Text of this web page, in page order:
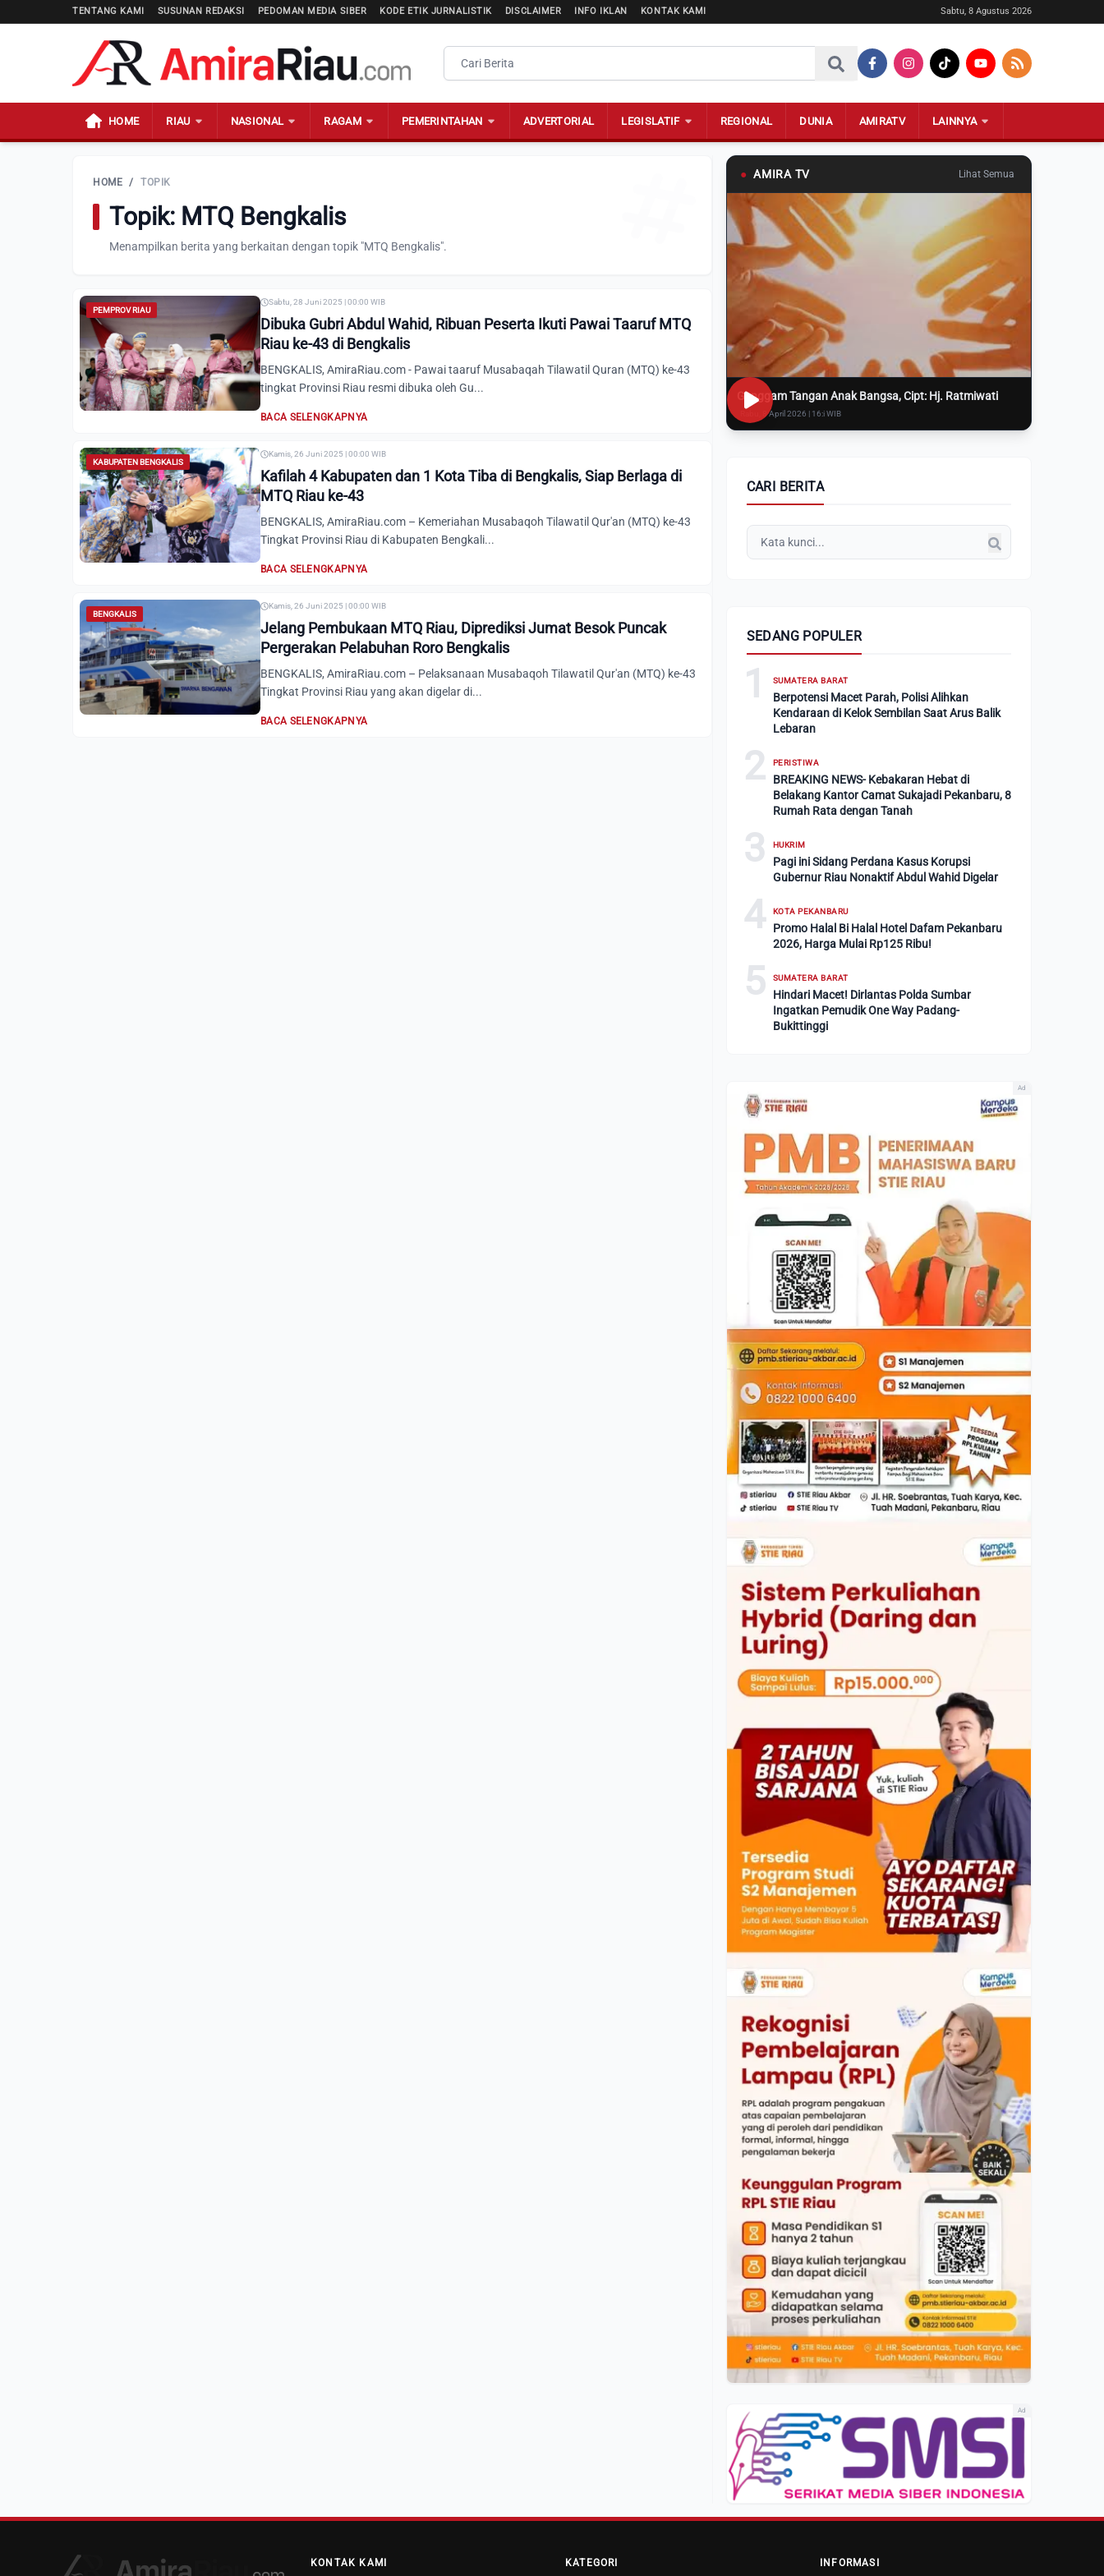
TENTANG KAMI SUSUNAN REDAKSI PEDOMAN MEDIA SIBER KODE ETIK JURNALISTIK DISCLAIMER INFO IKLAN KONTAK KAMI Sabtu, 8 Agustus 2026
HOME RIAU NASIONAL RAGAM PEMERINTAHAN ADVERTORIAL LEGISLATIF REGIONAL DUNIA AMIRATV LAINNYA
HOME / TOPIK
Topik: MTQ Bengkalis
Menampilkan berita yang berkaitan dengan topik "MTQ Bengkalis".
PEMPROV RIAU
Sabtu, 28 Juni 2025 | 00:00 WIB
Dibuka Gubri Abdul Wahid, Ribuan Peserta Ikuti Pawai Taaruf MTQ
Riau ke-43 di Bengkalis
BENGKALIS, AmiraRiau.com - Pawai taaruf Musabaqah Tilawatil Quran (MTQ) ke-43
tingkat Provinsi Riau resmi dibuka oleh Gu...
BACA SELENGKAPNYA
KABUPATEN BENGKALIS
Kamis, 26 Juni 2025 | 00:00 WIB
Kafilah 4 Kabupaten dan 1 Kota Tiba di Bengkalis, Siap Berlaga di
MTQ Riau ke-43
BENGKALIS, AmiraRiau.com – Kemeriahan Musabaqoh Tilawatil Qur'an (MTQ) ke-43
Tingkat Provinsi Riau di Kabupaten Bengkali...
BACA SELENGKAPNYA
BENGKALIS
Kamis, 26 Juni 2025 | 00:00 WIB
Jelang Pembukaan MTQ Riau, Diprediksi Jumat Besok Puncak
Pergerakan Pelabuhan Roro Bengkalis
BENGKALIS, AmiraRiau.com – Pelaksanaan Musabaqoh Tilawatil Qur'an (MTQ) ke-43
Tingkat Provinsi Riau yang akan digelar di...
BACA SELENGKAPNYA
● AMIRA TV Lihat Semua
Genggam Tangan Anak Bangsa, Cipt: Hj. Ratmiwati
Rabu, 8 April 2026 | 16:i WIB
CARI BERITA
SEDANG POPULER
1 SUMATERA BARAT
Berpotensi Macet Parah, Polisi Alihkan
Kendaraan di Kelok Sembilan Saat Arus Balik
Lebaran
2 PERISTIWA
BREAKING NEWS- Kebakaran Hebat di
Belakang Kantor Camat Sukajadi Pekanbaru, 8
Rumah Rata dengan Tanah
3 HUKRIM
Pagi ini Sidang Perdana Kasus Korupsi
Gubernur Riau Nonaktif Abdul Wahid Digelar
4 KOTA PEKANBARU
Promo Halal Bi Halal Hotel Dafam Pekanbaru
2026, Harga Mulai Rp125 Ribu!
5 SUMATERA BARAT
Hindari Macet! Dirlantas Polda Sumbar
Ingatkan Pemudik One Way Padang-
Bukittinggi
Ad
Ad
KONTAK KAMI KATEGORI INFORMASI